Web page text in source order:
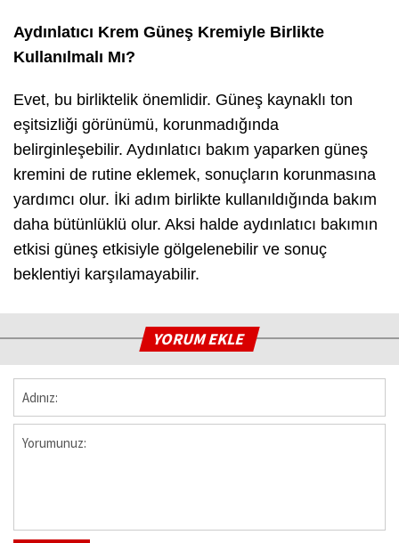
Aydınlatıcı Krem Güneş Kremiyle Birlikte
Kullanılmalı Mı?
Evet, bu birliktelik önemlidir. Güneş kaynaklı ton
eşitsizliği görünümü, korunmadığında
belirginleşebilir. Aydınlatıcı bakım yaparken güneş
kremini de rutine eklemek, sonuçların korunmasına
yardımcı olur. İki adım birlikte kullanıldığında bakım
daha bütünlüklü olur. Aksi halde aydınlatıcı bakımın
etkisi güneş etkisiyle gölgelenebilir ve sonuç
beklentiyi karşılamayabilir.
YORUM EKLE